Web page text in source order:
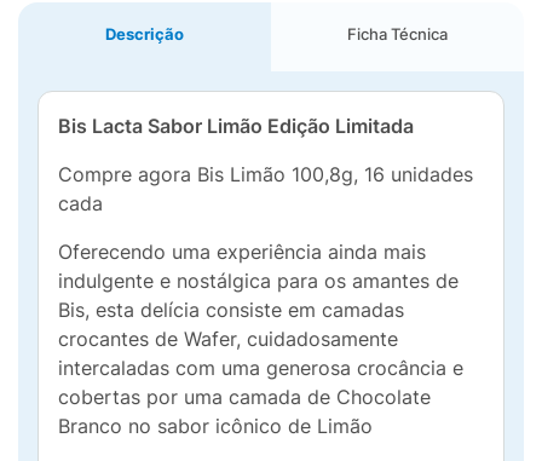
Descrição Ficha Técnica
Bis Lacta Sabor Limão Edição Limitada
Compre agora Bis Limão 100,8g, 16 unidades
cada
Oferecendo uma experiência ainda mais
indulgente e nostálgica para os amantes de
Bis, esta delícia consiste em camadas
crocantes de Wafer, cuidadosamente
intercaladas com uma generosa crocância e
cobertas por uma camada de Chocolate
Branco no sabor icônico de Limão